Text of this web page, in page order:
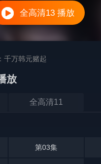
全高清13 播放
千万韩元赌起
放
全高清11
第03集